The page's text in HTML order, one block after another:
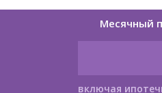
Месячный
включая